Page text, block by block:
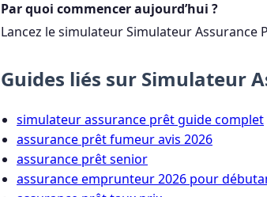
Par quoi commencer aujourd’hui ?
Lancez le simulateur Simulateur
Guides liés sur Simulateur
simulateur assurance prêt guide complet
assurance prêt fumeur avis 2026
assurance prêt senior
assurance emprunteur 2026 pour